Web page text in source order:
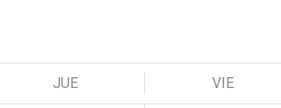
JUE VIE